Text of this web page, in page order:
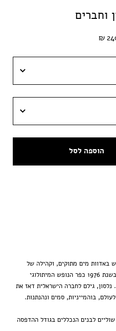
וחברים
הוספה לסל
באדוות מים מתוקים, וקהילה של
בקתות קש טרופיות צצות משום מקום. בשנת 1976 כפר הנופש המיתולוגי
נלסון, גילם לחברה הישראלית דאז את
בוהמייניות, סמים ונהנתנות.